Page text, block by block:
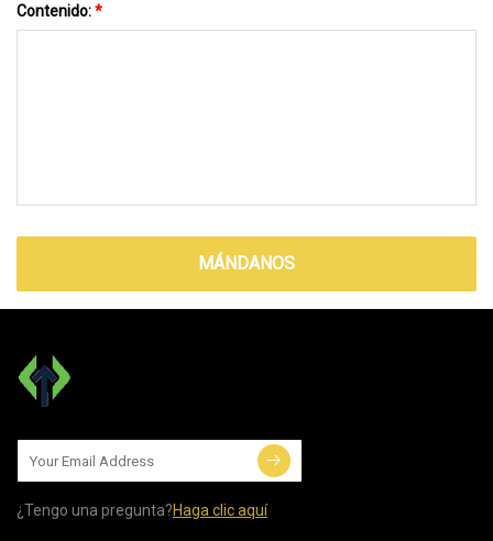
Contenido:*
MÁNDANOS
¿Tengo una pregunta?Haga clic aquí